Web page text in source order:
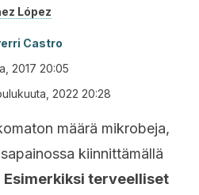
López
Castro
2017 20:05
2022 20:28
määrä mikrobeja,
kiinnittämällä
Esimerkiksi terveelliset